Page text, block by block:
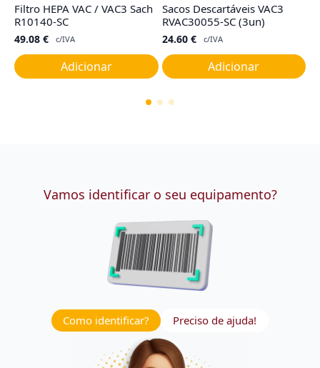
Filtro HEPA VAC / VAC3 Sach
R10140-SC
49.08 € c/IVA
Adicionar
Sacos Descartáveis VAC3
RVAC30055-SC (3un)
24.60 € c/IVA
Adicionar
Vamos identificar o seu equipamento?
Como identificar? Preciso de ajuda!